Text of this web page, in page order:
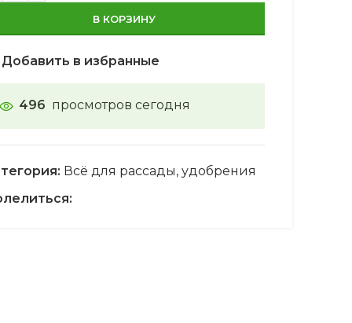
В КОРЗИНУ
Добавить в избранные
496 просмотров сегодня
Всё для рассады, удобрения